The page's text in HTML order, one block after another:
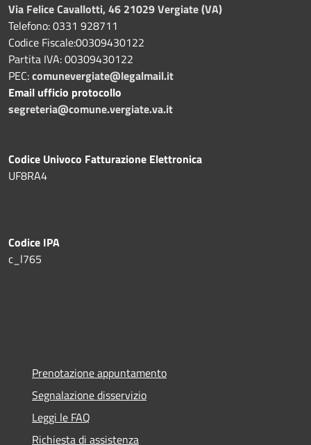
Via Felice Cavallotti, 46 21029 Vergiate (VA)
Telefono: 0331 928711
Codice Fiscale:00309430122
Partita IVA: 00309430122
PEC:comunevergiate@legalmail.it
Email ufficio protocollo
segreteria@comune.vergiate.va.it
Codice Univoco Fatturazione Elettronica
UF8RA4
Codice IPA
c_l765
Prenotazione appuntamento
Segnalazione disservizio
Leggi le FAQ
Richiesta di assistenza